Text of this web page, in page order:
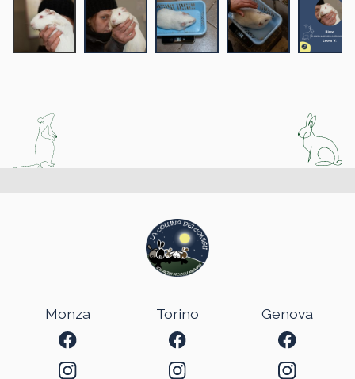
Monza Torino Genova